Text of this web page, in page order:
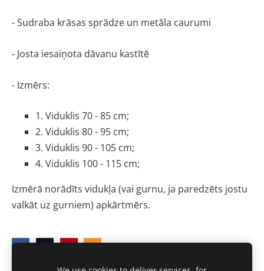
- Sudraba krāsas sprādze un metāla caurumi
- Josta iesaiņota dāvanu kastītē
- Izmērs:
1. Viduklis 70 - 85 cm;
2. Viduklis 80 - 95 cm;
3. Viduklis 90 - 105 cm;
4. Viduklis 100 - 115 cm;
Izmērā norādīts vidukļa (vai gurnu, ja paredzēts jostu
valkāt uz gurniem) apkārtmērs.